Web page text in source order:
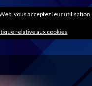
vous acceptez leur utilisation.
relative aux cookies